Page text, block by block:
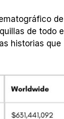
de
de todo el
historias que